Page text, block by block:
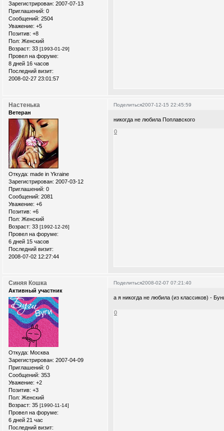
Зарегистрирован: 2007-07-13
Приглашений: 0
Сообщений: 2504
Уважение: +5
Позитив: +8
Пол: Женский
Возраст: 33 [1993-01-29]
Провел на форуме:
8 дней 16 часов
Последний визит:
2008-02-27 23:01:57
Поделиться2007-12-15 22:45:59
Настенька
Ветеран
Откуда: made in Ykraine
Зарегистрирован: 2007-03-12
Приглашений: 0
Сообщений: 2081
Уважение: +6
Позитив: +6
Пол: Женский
Возраст: 33 [1992-12-26]
Провел на форуме:
6 дней 15 часов
Последний визит:
2008-07-02 12:27:44
никогда не любила Поплавского
0
Поделиться2008-02-07 07:21:40
Синяя Кошка
Активный участник
Откуда: Москва
Зарегистрирован: 2007-04-09
Приглашений: 0
Сообщений: 353
Уважение: +2
Позитив: +3
Пол: Женский
Возраст: 35 [1990-11-14]
Провел на форуме:
6 дней 21 час
Последний визит:
а я никогда не любила (из классиков) -
0